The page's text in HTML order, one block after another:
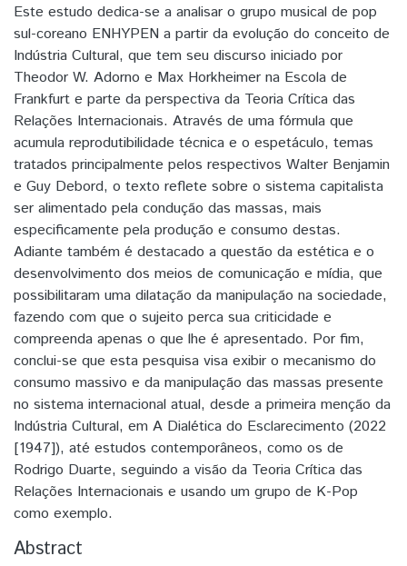
Este estudo dedica-se a analisar o grupo musical de pop
sul-coreano ENHYPEN a partir da evolução do conceito de
Indústria Cultural, que tem seu discurso iniciado por
Theodor W. Adorno e Max Horkheimer na Escola de
Frankfurt e parte da perspectiva da Teoria Crítica das
Relações Internacionais. Através de uma fórmula que
acumula reprodutibilidade técnica e o espetáculo, temas
tratados principalmente pelos respectivos Walter Benjamin
e Guy Debord, o texto reflete sobre o sistema capitalista
ser alimentado pela condução das massas, mais
especificamente pela produção e consumo destas.
Adiante também é destacado a questão da estética e o
desenvolvimento dos meios de comunicação e mídia, que
possibilitaram uma dilatação da manipulação na sociedade,
fazendo com que o sujeito perca sua criticidade e
compreenda apenas o que lhe é apresentado. Por fim,
conclui-se que esta pesquisa visa exibir o mecanismo do
consumo massivo e da manipulação das massas presente
no sistema internacional atual, desde a primeira menção da
Indústria Cultural, em A Dialética do Esclarecimento (2022
[1947]), até estudos contemporâneos, como os de
Rodrigo Duarte, seguindo a visão da Teoria Crítica das
Relações Internacionais e usando um grupo de K-Pop
como exemplo.
Abstract